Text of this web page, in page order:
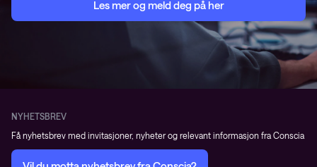
Les mer og meld deg på her
NYHETSBREV
Få nyhetsbrev med invitasjoner, nyheter og relevant informasjon fra Conscia